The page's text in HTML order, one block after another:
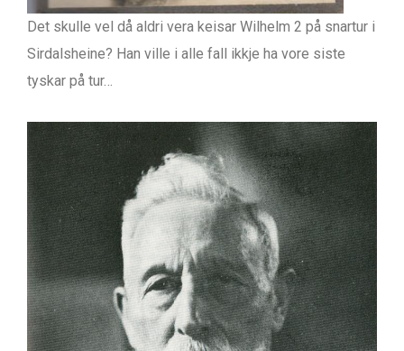
Det skulle vel då aldri vera keisar Wilhelm 2 på snartur i
Sirdalsheine? Han ville i alle fall ikkje ha vore siste
tyskar på tur…